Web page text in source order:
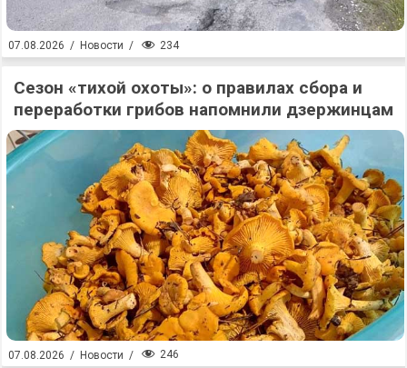
07.08.2026 / Новости / 234
Сезон «тихой охоты»: о правилах сбора и
переработки грибов напомнили дзержинцам
07.08.2026 / Новости / 246